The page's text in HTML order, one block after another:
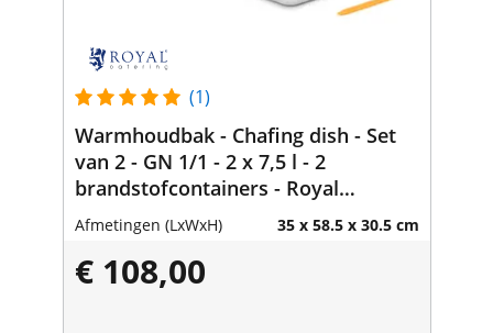
(1)
Warmhoudbak - Chafing dish - Set
van 2 - GN 1/1 - 2 x 7,5 l - 2
brandstofcontainers - Royal
Catering
Afmetingen (LxWxH) 35 x 58.5 x 30.5 cm
€ 108,00